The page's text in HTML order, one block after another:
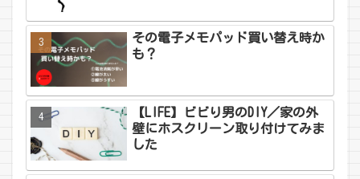
その電子メモパッド買い替え時か
も？
【LIFE】ビビり男のDIY／家の外
壁にホスクリーン取り付けてみま
した